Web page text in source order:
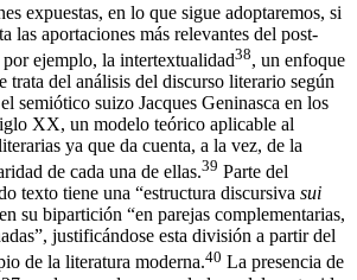
expuestas, en lo que sigue adoptaremos, si
las aportaciones más relevantes del post-
ejemplo, la intertextualidad38, un enfoque
trata del análisis del discurso literario según
semiótico suizo Jacques Geninasca en los
XX, un modelo teórico aplicable al
ya que da cuenta, a la vez, de la
de cada una de ellas.39 Parte del
texto tiene una “estructura discursiva sui
su bipartición “en parejas complementarias,
justificándose esta división a partir del
de la literatura moderna.40 La presencia de